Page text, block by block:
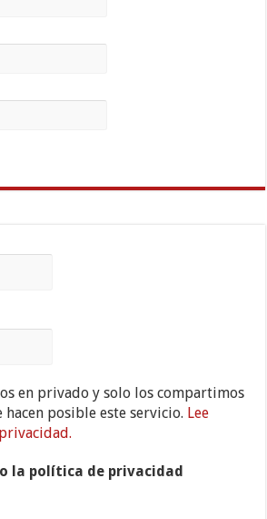
en privado y solo los compartimos
posible este servicio. Lee
la política de privacidad